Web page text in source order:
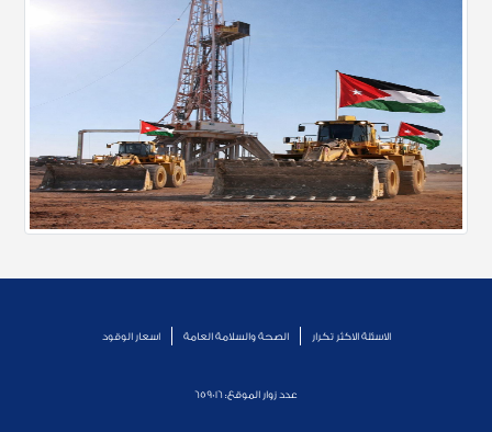
عدد زوار الموقع: 659016
اسعار الوقود الصحة والسلامة العامة الاسئلة الاكثر تكرار